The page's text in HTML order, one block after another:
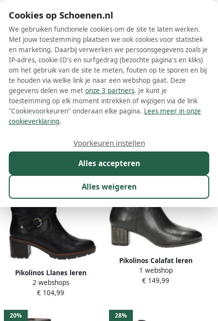
Schoenen.nl
Wis filters Alle filters
Zwarte PIKOLINOS dames laarzen
Meer lezen
Pikolinos Llanes leren
enkellaarzen zwart
2 webshops
€ 104,99
Pikolinos Calafat leren
enkellaarzen zwart
1 webshop
€ 149,99
20% 28%
Cookies op Schoenen.nl
We gebruiken functionele cookies om de site te laten werken.
Met jouw toestemming plaatsen we ook cookies voor statistiek
en marketing. Daarbij verwerken we persoonsgegevens zoals je
IP-adres, cookie-ID's en surfgedrag (bezochte pagina's en kliks)
om het gebruik van de site te meten, fouten op te sporen en bij
te houden via welke link je naar een webshop gaat. Deze
gegevens delen we met onze 3 partners. Je kunt je
toestemming op elk moment intrekken of wijzigen via de link
"Cookievoorkeuren" onderaan elke pagina. Lees meer in onze
cookieverklaring.
Alles accepteren
Alles weigeren
Voorkeuren instellen